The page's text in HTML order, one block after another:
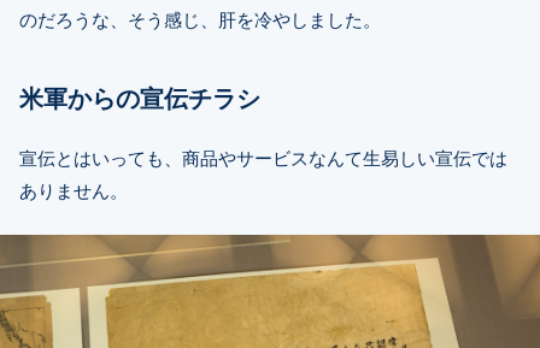
のだろうな、そう感じ、肝を冷やしました。
米軍からの宣伝チラシ
宣伝とはいっても、商品やサービスなんて生易しい宣伝では
ありません。